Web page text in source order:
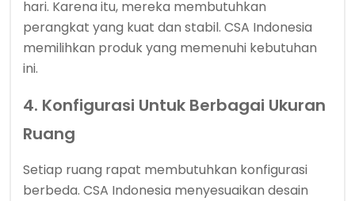
hari. Karena itu, mereka membutuhkan
perangkat yang kuat dan stabil. CSA Indonesia
memilihkan produk yang memenuhi kebutuhan
ini.
4. Konfigurasi Untuk Berbagai Ukuran
Ruang
Setiap ruang rapat membutuhkan konfigurasi
berbeda. CSA Indonesia menyesuaikan desain